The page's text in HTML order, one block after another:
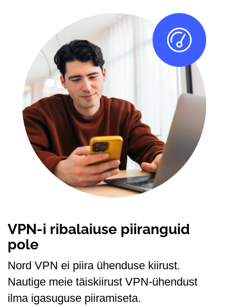
VPN-i ribalaiuse piiranguid
pole
Nord VPN ei piira ühenduse kiirust.
Nautige meie täiskiirust VPN-ühendust
ilma igasuguse piiramiseta.